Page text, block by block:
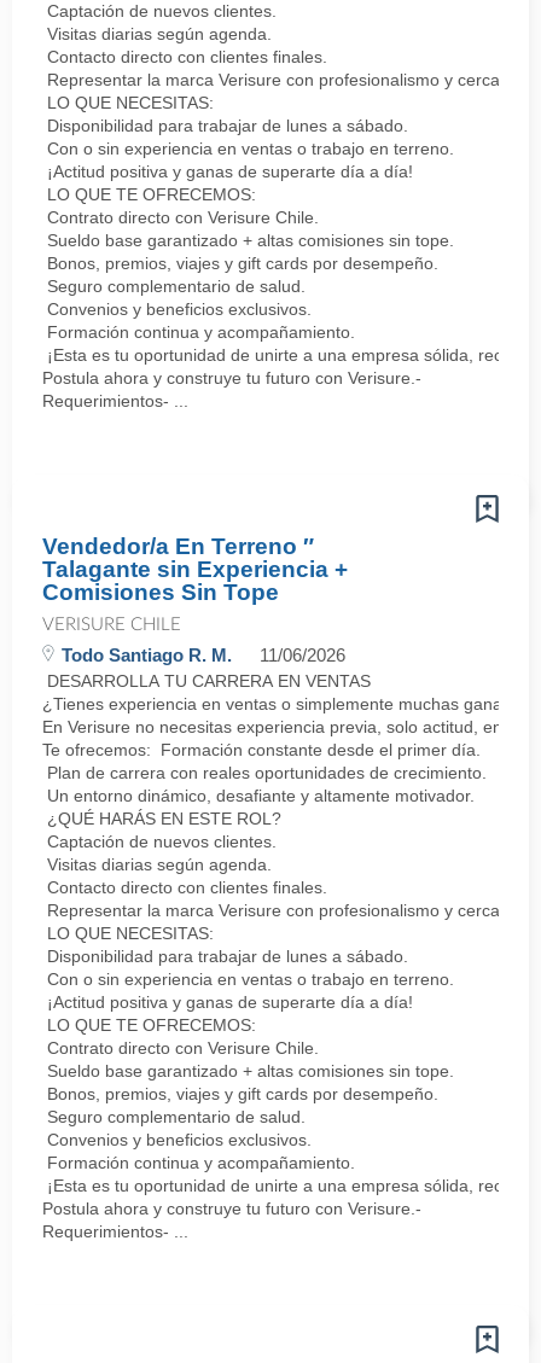
Captación de nuevos clientes.
Visitas diarias según agenda.
Contacto directo con clientes finales.
Representar la marca Verisure con profesionalismo y cercanía.
LO QUE NECESITAS:
Disponibilidad para trabajar de lunes a sábado.
Con o sin experiencia en ventas o trabajo en terreno.
¡Actitud positiva y ganas de superarte día a día!
LO QUE TE OFRECEMOS:
Contrato directo con Verisure Chile.
Sueldo base garantizado + altas comisiones sin tope.
Bonos, premios, viajes y gift cards por desempeño.
Seguro complementario de salud.
Convenios y beneficios exclusivos.
Formación continua y acompañamiento.
¡Esta es tu oportunidad de unirte a una empresa sólida,
Postula ahora y construye tu futuro con Verisure.-
Requerimientos- ...
Vendedor/a En Terreno ″
Talagante sin Experiencia +
Comisiones Sin Tope
VERISURE CHILE
Todo Santiago R. M. 11/06/2026
DESARROLLA TU CARRERA EN VENTAS
¿Tienes experiencia en ventas o simplemente muchas ganas
En Verisure no necesitas experiencia previa, solo actitud,
Te ofrecemos: Formación constante desde el primer día.
Plan de carrera con reales oportunidades de crecimiento.
Un entorno dinámico, desafiante y altamente motivador.
¿QUÉ HARÁS EN ESTE ROL?
Captación de nuevos clientes.
Visitas diarias según agenda.
Contacto directo con clientes finales.
Representar la marca Verisure con profesionalismo y cercanía.
LO QUE NECESITAS:
Disponibilidad para trabajar de lunes a sábado.
Con o sin experiencia en ventas o trabajo en terreno.
¡Actitud positiva y ganas de superarte día a día!
LO QUE TE OFRECEMOS:
Contrato directo con Verisure Chile.
Sueldo base garantizado + altas comisiones sin tope.
Bonos, premios, viajes y gift cards por desempeño.
Seguro complementario de salud.
Convenios y beneficios exclusivos.
Formación continua y acompañamiento.
¡Esta es tu oportunidad de unirte a una empresa sólida,
Postula ahora y construye tu futuro con Verisure.-
Requerimientos- ...